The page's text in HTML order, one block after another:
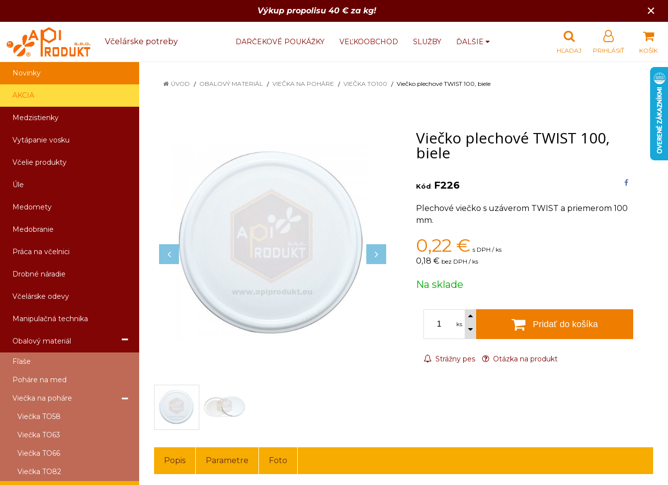
Výkup propolisu 40 € za kg! ×
Včelárske potreby DARČEKOVÉ POUKÁŽKY VEĽKOOBCHOD SLUŽBY ĎALŠIE
KOŠÍK
PRIHLÁSIŤ
HĽADAJ
Novinky
AKCIA
Medzistienky
Vytápanie vosku
Včelie produkty
Úle
Medomety
Medobranie
Práca na včelnici
Drobné náradie
Včelárske odevy
Manipulačná technika
Obalový materiál
Fľaše
Poháre na med
Viečka na poháre
Viečka TO58
Viečka TO63
Viečka TO66
Viečka TO82
ÚVOD OBALOVÝ MATERIÁL VIEČKA NA POHÁRE VIEČKA TO100 Viečko plechové TWIST 100, biele
Viečko plechové TWIST 100,
biele
Kód: F226
Plechové viečko s uzáverom TWIST a priemerom 100
mm.
0,22 € s DPH / ks
0,18 € bez DPH / ks
Na sklade
ks Pridať do košíka
Strážny pes Otázka na produkt
Popis Parametre Foto